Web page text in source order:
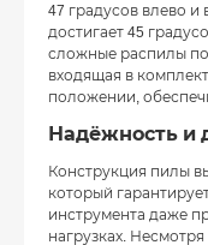
47 градусов влево
достигает 45
сложные распилы
входящая в
положении,
Надёжность и
Конструкция пилы
который
инструмента даже
нагрузках.